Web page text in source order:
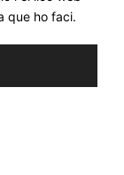
que ho faci.